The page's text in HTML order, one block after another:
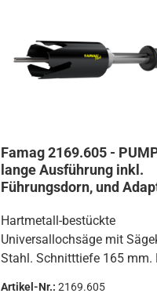
Famag 2169.605 -
lange Ausführung inkl.
Führungsdorn, und
Hartmetall-bestückte
Universallochsäge mit
Stahl. Schnitttiefe 165 mm.
Artikel-Nr.: 2169.605